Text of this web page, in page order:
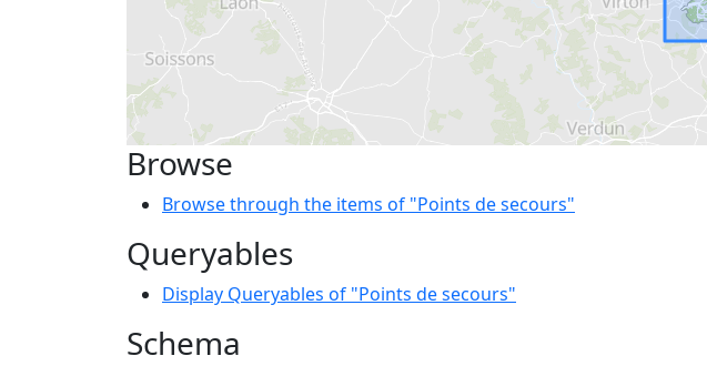
Browse
Browse through the items of "Points de secours"
Queryables
Display Queryables of "Points de secours"
Schema